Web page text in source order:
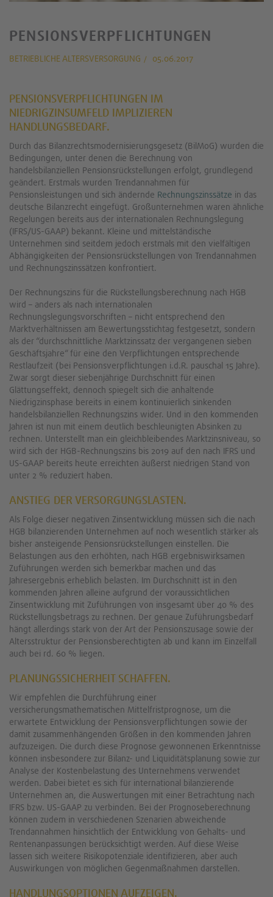
PENSIONSVERPFLICHTUNGEN
BETRIEBLICHE ALTERSVERSORGUNG 05.06.2017
PENSIONSVERPFLICHTUNGEN IM
NIEDRIGZINSUMFELD IMPLIZIEREN
HANDLUNGSBEDARF.
Durch das Bilanzrechtsmodernisierungsgesetz (BilMoG) wurden die
Bedingungen, unter denen die Berechnung von
handelsbilanziellen Pensionsrückstellungen erfolgt, grundlegend
geändert. Erstmals wurden Trendannahmen für
Pensionsleistungen und sich ändernde Rechnungszinssätze in das
deutsche Bilanzrecht eingefügt. Großunternehmen waren ähnliche
Regelungen bereits aus der internationalen Rechnungslegung
(IFRS/US-GAAP) bekannt. Kleine und mittelständische
Unternehmen sind seitdem jedoch erstmals mit den vielfältigen
Abhängigkeiten der Pensionsrückstellungen von Trendannahmen
und Rechnungszinssätzen konfrontiert.
Der Rechnungszins für die Rückstellungsberechnung nach HGB
wird – anders als nach internationalen
Rechnungslegungsvorschriften – nicht entsprechend den
Marktverhältnissen am Bewertungsstichtag festgesetzt, sondern
als der “durchschnittliche Marktzinssatz der vergangenen sieben
Geschäftsjahre“ für eine den Verpflichtungen entsprechende
Restlaufzeit (bei Pensionsverpflichtungen i.d.R. pauschal 15 Jahre).
Zwar sorgt dieser siebenjährige Durchschnitt für einen
Glättungseffekt, dennoch spiegelt sich die anhaltende
Niedrigzinsphase bereits in einem kontinuierlich sinkenden
handelsbilanziellen Rechnungszins wider. Und in den kommenden
Jahren ist nun mit einem deutlich beschleunigten Absinken zu
rechnen. Unterstellt man ein gleichbleibendes Marktzinsniveau, so
wird sich der HGB-Rechnungszins bis 2019 auf den nach IFRS und
US-GAAP bereits heute erreichten äußerst niedrigen Stand von
unter 2 % reduziert haben.
ANSTIEG DER VERSORGUNGSLASTEN.
Als Folge dieser negativen Zinsentwicklung müssen sich die nach
HGB bilanzierenden Unternehmen auf noch wesentlich stärker als
bisher ansteigende Pensionsrückstellungen einstellen. Die
Belastungen aus den erhöhten, nach HGB ergebniswirksamen
Zuführungen werden sich bemerkbar machen und das
Jahresergebnis erheblich belasten. Im Durchschnitt ist in den
kommenden Jahren alleine aufgrund der voraussichtlichen
Zinsentwicklung mit Zuführungen von insgesamt über 40 % des
Rückstellungsbetrags zu rechnen. Der genaue Zuführungsbedarf
hängt allerdings stark von der Art der Pensionszusage sowie der
Altersstruktur der Pensionsberechtigten ab und kann im Einzelfall
auch bei rd. 60 % liegen.
PLANUNGSSICHERHEIT SCHAFFEN.
Wir empfehlen die Durchführung einer
versicherungsmathematischen Mittelfristprognose, um die
erwartete Entwicklung der Pensionsverpflichtungen sowie der
damit zusammenhängenden Größen in den kommenden Jahren
aufzuzeigen. Die durch diese Prognose gewonnenen Erkenntnisse
können insbesondere zur Bilanz- und Liquiditätsplanung sowie zur
Analyse der Kostenbelastung des Unternehmens verwendet
werden. Dabei bietet es sich für international bilanzierende
Unternehmen an, die Auswertungen mit einer Betrachtung nach
IFRS bzw. US-GAAP zu verbinden. Bei der Prognoseberechnung
können zudem in verschiedenen Szenarien abweichende
Trendannahmen hinsichtlich der Entwicklung von Gehalts- und
Rentenanpassungen berücksichtigt werden. Auf diese Weise
lassen sich weitere Risikopotenziale identifizieren, aber auch
Auswirkungen von möglichen Gegenmaßnahmen darstellen.
HANDLUNGSOPTIONEN AUFZEIGEN.